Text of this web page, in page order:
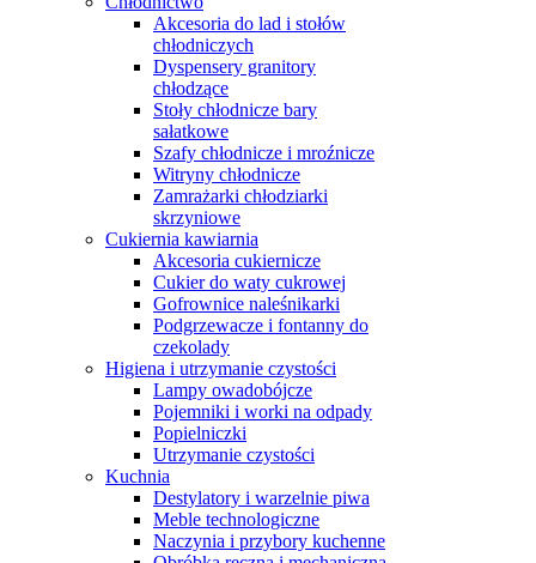
Akcesoria do lad i stołów
chłodniczych
Dyspensery granitory
chłodzące
Stoły chłodnicze bary
sałatkowe
Szafy chłodnicze i mroźnicze
Witryny chłodnicze
Zamrażarki chłodziarki
skrzyniowe
Cukiernia kawiarnia
Akcesoria cukiernicze
Cukier do waty cukrowej
Gofrownice naleśnikarki
Podgrzewacze i fontanny do
czekolady
Higiena i utrzymanie czystości
Lampy owadobójcze
Pojemniki i worki na odpady
Popielniczki
Utrzymanie czystości
Kuchnia
Destylatory i warzelnie piwa
Meble technologiczne
Naczynia i przybory kuchenne